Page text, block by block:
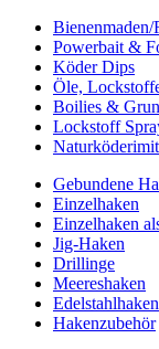
Powerbait &
Köder Dips
Öle,
Boilies &
Lockstoff
Gebundene
Einzelhaken
Einzelhaken
Jig-Haken
Drillinge
Meereshaken
Edelstahlhaken
Hakenzubehör